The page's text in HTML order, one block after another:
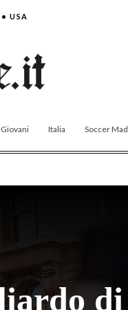
USA
Giovani Italia Soccer